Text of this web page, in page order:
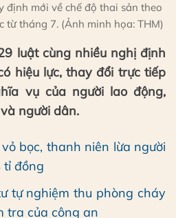
định mới về chế độ thai sản theo
từ tháng 7. (Ảnh minh họa: THM)
luật cùng nhiều nghị định
hiệu lực, thay đổi trực tiếp
vụ của người lao động,
người dân.
bọc, thanh niên lừa người
tỉ đồng
tự nghiệm thu phòng cháy
tra của công an